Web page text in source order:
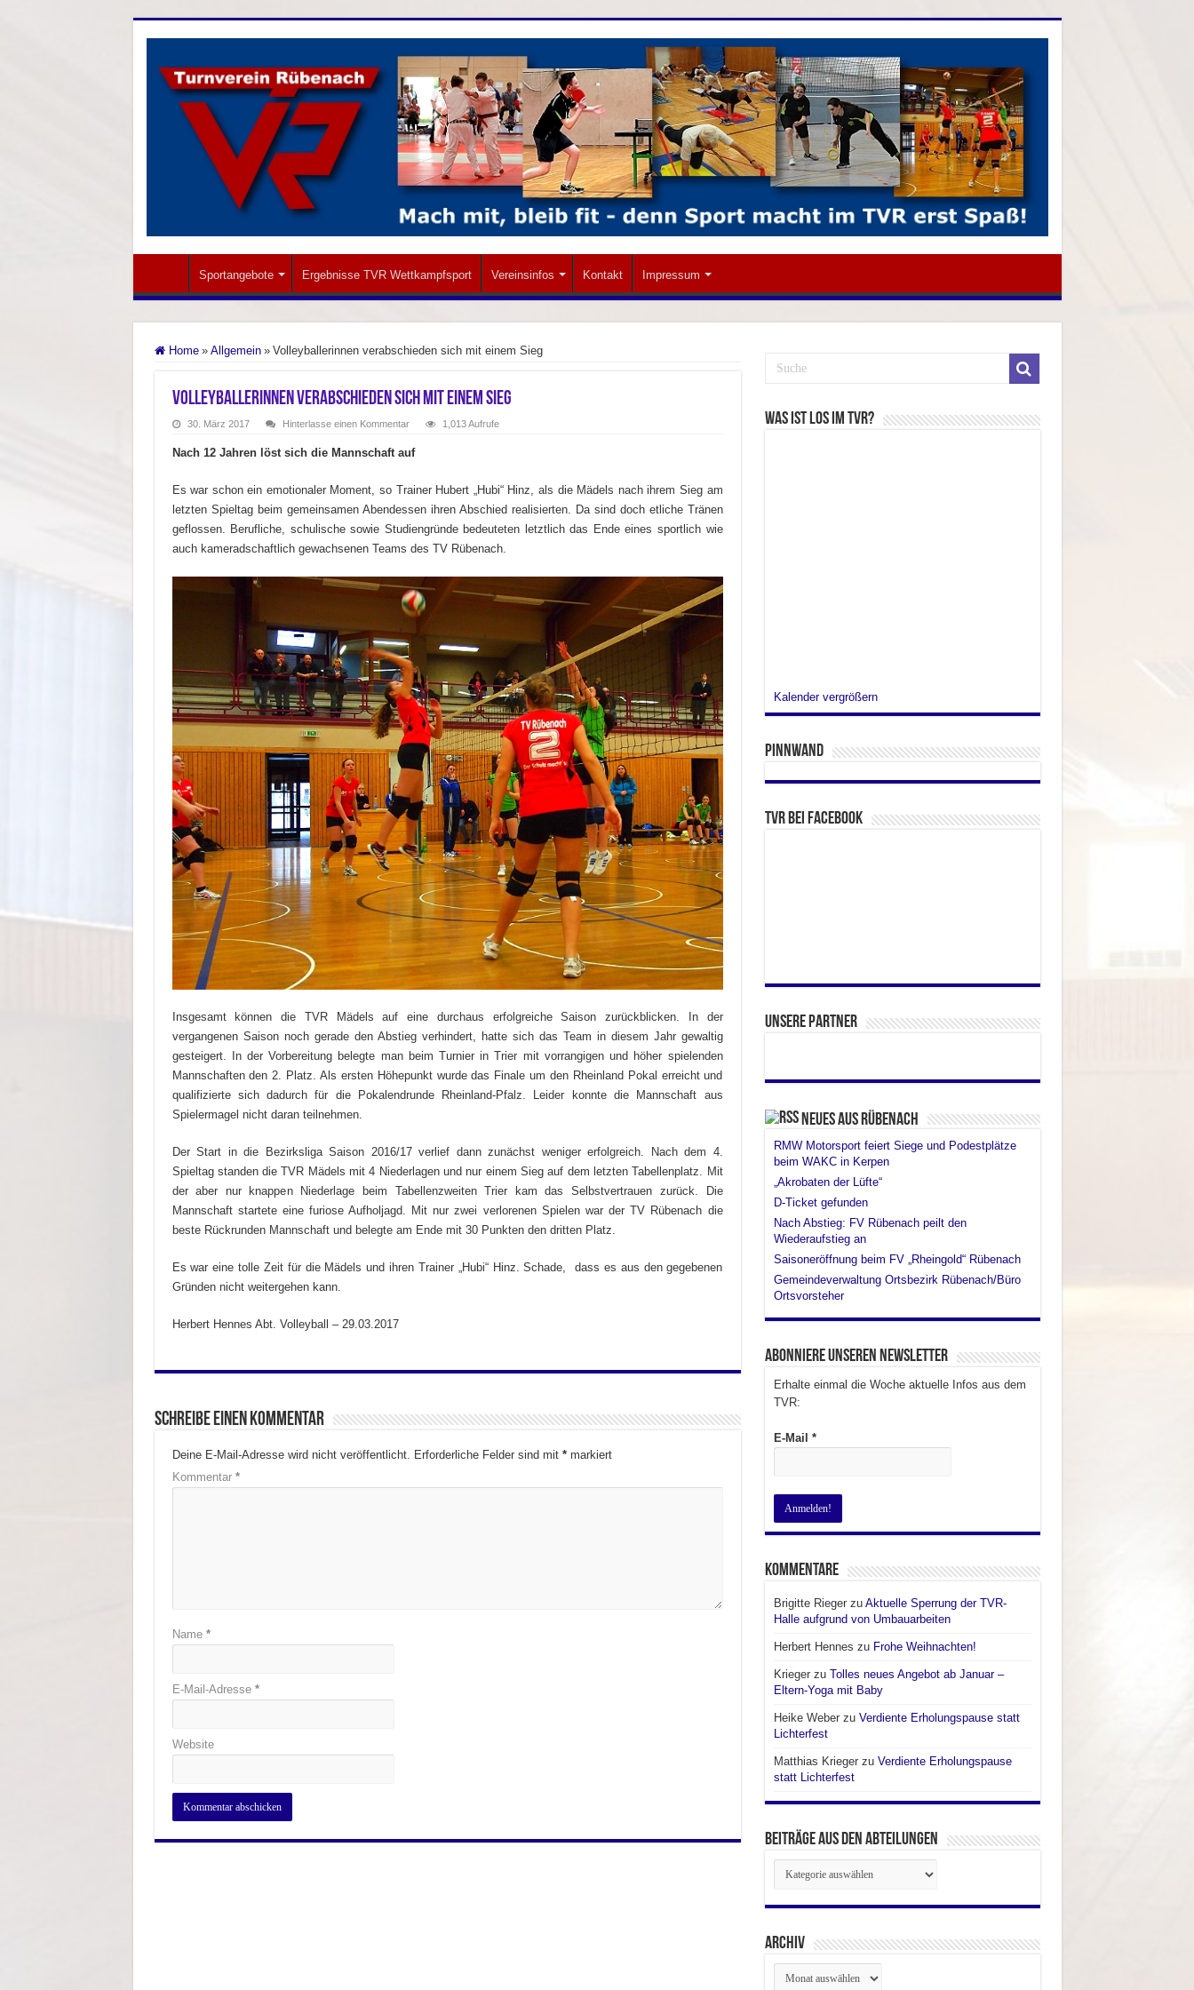
Sportangebote Ergebnisse TVR Wettkampfsport Vereinsinfos Kontakt Impressum
Home » Allgemein » Volleyballerinnen verabschieden sich mit einem Sieg
Volleyballerinnen verabschieden sich mit einem Sieg
30. März 2017 Hinterlasse einen Kommentar 1,013 Aufrufe
Nach 12 Jahren löst sich die Mannschaft auf
Es war schon ein emotionaler Moment, so Trainer Hubert „Hubi“ Hinz, als die Mädels nach ihrem Sieg am
letzten Spieltag beim gemeinsamen Abendessen ihren Abschied realisierten. Da sind doch etliche Tränen
geflossen. Berufliche, schulische sowie Studiengründe bedeuteten letztlich das Ende eines sportlich wie
auch kameradschaftlich gewachsenen Teams des TV Rübenach.
Insgesamt können die TVR Mädels auf eine durchaus erfolgreiche Saison zurückblicken. In der
vergangenen Saison noch gerade den Abstieg verhindert, hatte sich das Team in diesem Jahr gewaltig
gesteigert. In der Vorbereitung belegte man beim Turnier in Trier mit vorrangigen und höher spielenden
Mannschaften den 2. Platz. Als ersten Höhepunkt wurde das Finale um den Rheinland Pokal erreicht und
qualifizierte sich dadurch für die Pokalendrunde Rheinland-Pfalz. Leider konnte die Mannschaft aus
Spielermagel nicht daran teilnehmen.
Der Start in die Bezirksliga Saison 2016/17 verlief dann zunächst weniger erfolgreich. Nach dem 4.
Spieltag standen die TVR Mädels mit 4 Niederlagen und nur einem Sieg auf dem letzten Tabellenplatz. Mit
der aber nur knappen Niederlage beim Tabellenzweiten Trier kam das Selbstvertrauen zurück. Die
Mannschaft startete eine furiose Aufholjagd. Mit nur zwei verlorenen Spielen war der TV Rübenach die
beste Rückrunden Mannschaft und belegte am Ende mit 30 Punkten den dritten Platz.
Es war eine tolle Zeit für die Mädels und ihren Trainer „Hubi“ Hinz. Schade, dass es aus den gegebenen
Gründen nicht weitergehen kann.
Herbert Hennes Abt. Volleyball – 29.03.2017
Schreibe einen Kommentar
Deine E-Mail-Adresse wird nicht veröffentlicht. Erforderliche Felder sind mit *markiert
Kommentar *
Name *
E-Mail-Adresse *
Website
Was ist los im TVR?
Kalender vergrößern
Pinnwand
TVR bei facebook
Unsere Partner
Neues aus Rübenach
RMW Motorsport feiert Siege und Podestplätze
beim WAKC in Kerpen
„Akrobaten der Lüfte“
D-Ticket gefunden
Nach Abstieg: FV Rübenach peilt den
Wiederaufstieg an
Saisoneröffnung beim FV „Rheingold“ Rübenach
Gemeindeverwaltung Ortsbezirk Rübenach/Büro
Ortsvorsteher
Abonniere unseren Newsletter
Erhalte einmal die Woche aktuelle Infos aus dem
TVR:
E-Mail *
Kommentare
Brigitte Riegerzu Aktuelle Sperrung der TVR-
Halle aufgrund von Umbauarbeiten
Herbert Hennes zu Frohe Weihnachten!
Kriegerzu Tolles neues Angebot ab Januar –
Eltern-Yoga mit Baby
Heike Weberzu Verdiente Erholungspause statt
Lichterfest
Matthias Kriegerzu Verdiente Erholungspause
statt Lichterfest
Beiträge aus den Abteilungen
Beiträge
aus
den
Abteilungen
Archiv
Archiv